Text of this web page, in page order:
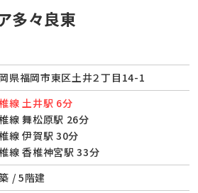
多々良東
県福岡市東区土井２丁目14-1
線 土井駅 6分
線 舞松原駅 26分
線 伊賀駅 30分
線 香椎神宮駅 33分
/ 5階建